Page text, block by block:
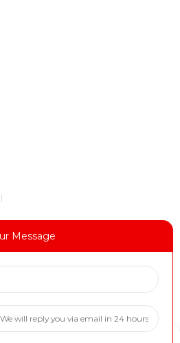
Form Fill Seal Machine)를 이용한 필로
Message